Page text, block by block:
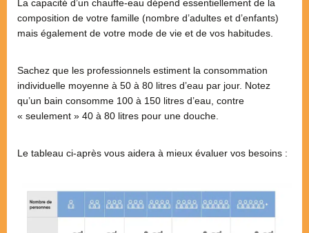
La capacité d’un chauffe-eau dépend essentiellement de la
composition de votre famille (nombre d’adultes et d’enfants)
mais également de votre mode de vie et de vos habitudes.
Sachez que les professionnels estiment la consommation
individuelle moyenne à 50 à 80 litres d’eau par jour. Notez
qu’un bain consomme 100 à 150 litres d’eau, contre
« seulement » 40 à 80 litres pour une douche.
Le tableau ci-après vous aidera à mieux évaluer vos besoins :